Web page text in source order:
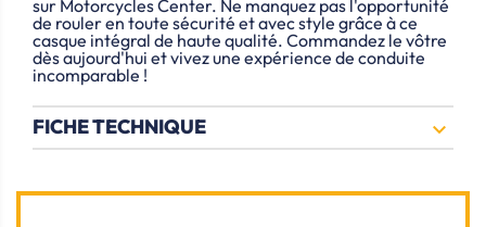
sur Motorcycles Center. Ne manquez pas l'opportunité
de rouler en toute sécurité et avec style grâce à ce
casque intégral de haute qualité. Commandez le vôtre
dès aujourd'hui et vivez une expérience de conduite
incomparable !
FICHE TECHNIQUE 